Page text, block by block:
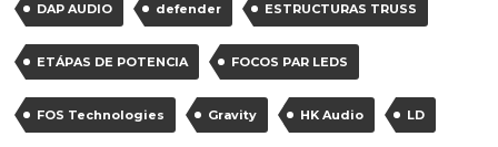
DAP AUDIO defender ESTRUCTURAS TRUSS
ETÁPAS DE POTENCIA FOCOS PAR LEDS
FOS Technologies Gravity HK Audio LD